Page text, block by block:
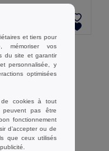
et tiers pour
mémoriser vos
du site et garantir
personnalisée, y
optimisées
de cookies à tout
peuvent pas être
fonctionnement
d’accepter ou de
que ceux utilisés